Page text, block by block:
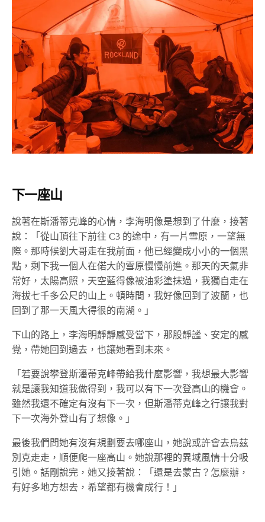
下一座山
說著在斯潘蒂克峰的心情，李海明像是想到了什麼，接著
說：「從山頂往下前往 C3 的途中，有一片雪原，一望無
際。那時候劉大哥走在我前面，他已經變成小小的一個黑
點，剩下我一個人在偌大的雪原慢慢前進。那天的天氣非
常好，太陽高照，天空藍得像被油彩塗抹過，我獨自走在
海拔七千多公尺的山上。頓時間，我好像回到了波蘭，也
回到了那一天風大得很的南湖。」
下山的路上，李海明靜靜感受當下，那股靜謐、安定的感
覺，帶她回到過去，也讓她看到未來。
「若要說攀登斯潘蒂克峰帶給我什麼影響，我想最大影響
就是讓我知道我做得到，我可以有下一次登高山的機會。
雖然我還不確定有沒有下一次，但斯潘蒂克峰之行讓我對
下一次海外登山有了想像。」
最後我們問她有沒有規劃要去哪座山，她說或許會去烏茲
別克走走，順便爬一座高山。她說那裡的異域風情十分吸
引她。話剛說完，她又接著說：「還是去蒙古？怎麼辦，
有好多地方想去，希望都有機會成行！」